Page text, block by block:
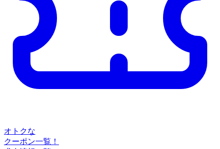
オトクな
クーポン一覧！